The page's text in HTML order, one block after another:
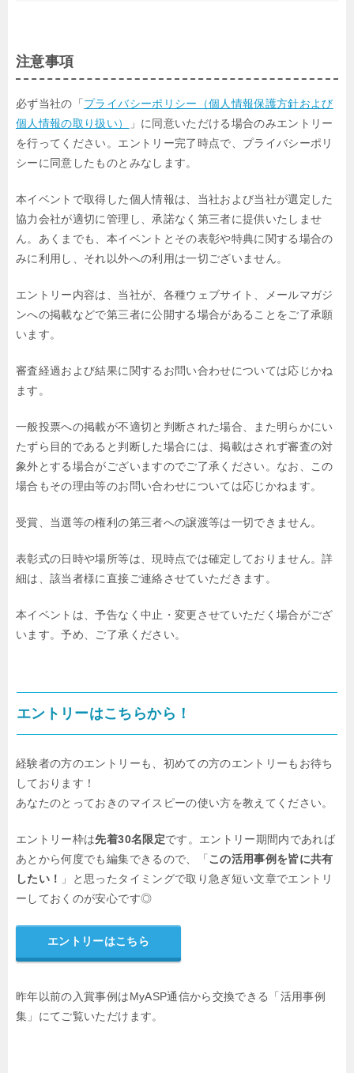
注意事項
必ず当社の「 プライバシーポリシー（個人情報保護方針および
個人情報の取り扱い）
」に同意いただける場合のみエントリー
を行ってください。エントリー完了時点で、プライバシーポリ
シーに同意したものとみなします。
本イベントで取得した個人情報は、当社および当社が選定した
協力会社が適切に管理し、承諾なく第三者に提供いたしませ
ん。あくまでも、本イベントとその表彰や特典に関する場合の
みに利用し、それ以外への利用は一切ございません。
エントリー内容は、当社が、各種ウェブサイト、メールマガジ
ンへの掲載などで第三者に公開する場合があることをご了承願
います。
審査経過および結果に関するお問い合わせについては応じかね
ます。
一般投票への掲載が不適切と判断された場合、また明らかにい
たずら目的であると判断した場合には、掲載はされず審査の対
象外とする場合がございますのでご了承ください。なお、この
場合もその理由等のお問い合わせについては応じかねます。
受賞、当選等の権利の第三者への譲渡等は一切できません。
表彰式の日時や場所等は、現時点では確定しておりません。詳
細は、該当者様に直接ご連絡させていただきます。
本イベントは、予告なく中止・変更させていただく場合がござ
います。予め、ご了承ください。
エントリーはこちらから！
経験者の方のエントリーも、初めての方のエントリーもお待ち
しております！
あなたのとっておきのマイスピーの使い方を教えてください。
エントリー枠は先着30名限定です。エントリー期間内であれば
あとから何度でも編集できるので、「 この活用事例を皆に共有
したい！
」と思ったタイミングで取り急ぎ短い文章でエントリ
ーしておくのが安心です◎
エントリーはこちら
昨年以前の入賞事例はMyASP通信から交換できる「活用事例
集」にてご覧いただけます。